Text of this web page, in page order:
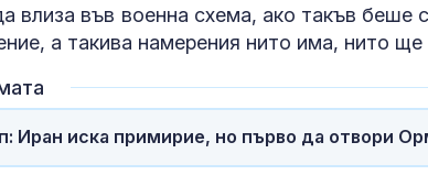
влиза във военна схема, ако такъв
а такива намерения нито има, нито
Иран иска примирие, но първо да отвори